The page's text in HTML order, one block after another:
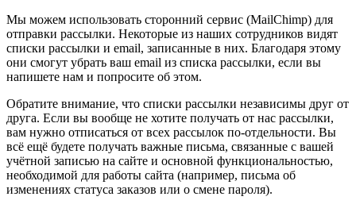
Мы можем использовать сторонний сервис (MailChimp) для
отправки рассылки. Некоторые из наших сотрудников видят
списки рассылки и email, записанные в них. Благодаря этому
они смогут убрать ваш email из списка рассылки, если вы
напишете нам и попросите об этом.
Обратите внимание, что списки рассылки независимы друг от
друга. Если вы вообще не хотите получать от нас рассылки,
вам нужно отписаться от всех рассылок по-отдельности. Вы
всё ещё будете получать важные письма, связанные с вашей
учётной записью на сайте и основной функциональностью,
необходимой для работы сайта (например, письма об
изменениях статуса заказов или о смене пароля).